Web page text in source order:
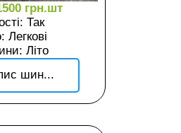
грн.шт
Так
Легкові
Літо
шин...